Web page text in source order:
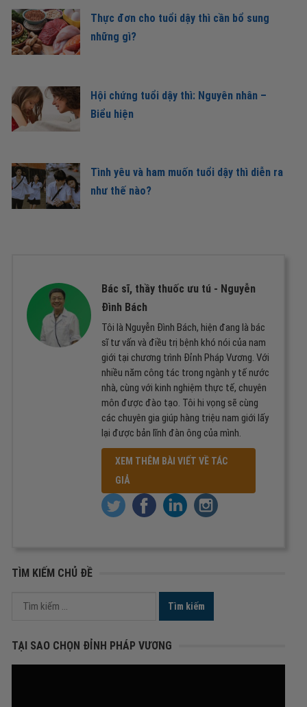
Thực đơn cho tuổi dậy thì cần bổ sung
những gì?
Hội chứng tuổi dậy thì: Nguyên nhân –
Biểu hiện
Tình yêu và ham muốn tuổi dậy thì diễn ra
như thế nào?
Bác sĩ, thầy thuốc ưu tú - Nguyễn
Đình Bách
Tôi là Nguyễn Đình Bách, hiện đang là bác
sĩ tư vấn và điều trị bệnh khó nói của nam
giới tại chương trình Đỉnh Pháp Vương. Với
nhiều năm công tác trong ngành y tế nước
nhà, cùng với kinh nghiệm thực tế, chuyên
môn được đào tạo. Tôi hi vọng sẽ cùng
các chuyên gia giúp hàng triệu nam giới lấy
lại được bản lĩnh đàn ông của mình.
XEM THÊM BÀI VIẾT VỀ TÁC
GIẢ
TÌM KIẾM CHỦ ĐỀ
Tìm
TẠI SAO CHỌN ĐỈNH PHÁP VƯƠNG